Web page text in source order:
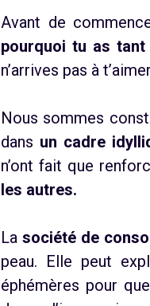
Avant de
pourquoi tu as tant
n’arrives pas à
Nous sommes
dans un cadre
n’ont fait que
les autres.
Lasociété de
peau. Elle peut
éphémères pour